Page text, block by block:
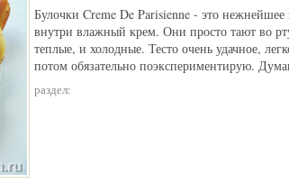
Булочки Creme De Parisienne - это
внутри влажный крем. Они просто тают во
теплые, и холодные. Тесто очень удачное,
потом обязательно поэкспериментирую.
раздел: